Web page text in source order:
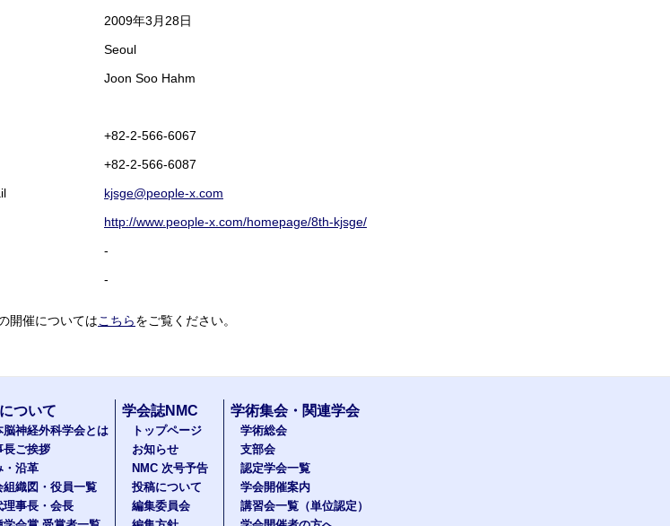
2009年3月28日
Seoul
Joon Soo Hahm
+82-2-566-6067
+82-2-566-6087
kjsge@people-x.com
http://www.people-x.com/homepage/8th-kjsge/
-
-
開催についてはこちらをご覧ください。
ついて
脳神経外科学会とは
長ご挨拶
・沿革
組織図・役員一覧
理事長・会長
学会誌NMC
トップページ
お知らせ
NMC 次号予告
投稿について
編集委員会
学術集会・関連学会
学術総会
支部会
認定学会一覧
学会開催案内
講習会一覧（単位認定）